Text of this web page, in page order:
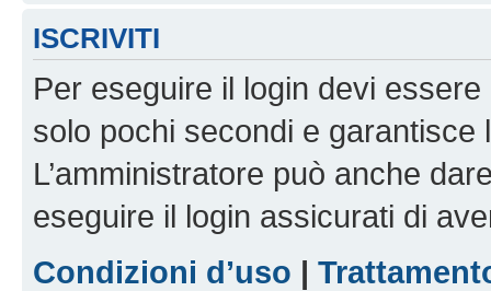
ISCRIVITI
Per eseguire il login devi
solo pochi secondi e garantisce
L’amministratore può anche
eseguire il login assicurati di
Condizioni d’uso |